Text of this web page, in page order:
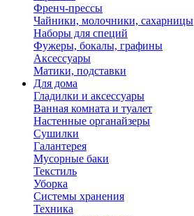
Френч-прессы
Чайники, молочники, сахарницы
Наборы для специй
Фужеры, бокалы, графины
Аксессуары
Матики, подставки
Для дома
Гладилки и аксессуары
Ванная комната и туалет
Настенные органайзеры
Сушилки
Галантерея
Мусорные баки
Текстиль
Уборка
Системы хранения
Техника